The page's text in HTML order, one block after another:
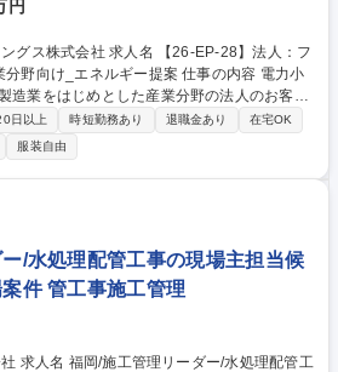
円
名 【26-EP-28】法人：フ
エネルギー提案 仕事の内容 電力小
造業をはじめとした産業分野の法人のお客さ
、省エネ及びカーボンニュートラルに関する
ド頂きます。 ■フロント担当とし
契約締結を担う ■同部署内のソリューション
途や運用状況を踏まえた省エネやカーボンニ
実態の整理、ソリューション提案の検討 ■お
め、社内関係部署との調整をリード ■一定数
業程度/人)し、長期的な関係構築 募集職
ント営業_製造業など産業分野向け_エネルギ
日以上 時短勤務あり 退職金あり
在宅OK
服装自由
/水処理配管工事の現場主担当候
件 管工事施工管理
管工